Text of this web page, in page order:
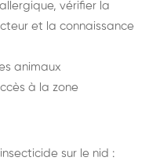
vérifier la
et la connaissance
animaux
à la zone
sur le nid :